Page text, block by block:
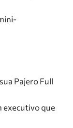
Pajero Full
executivo que